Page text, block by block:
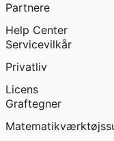
Partnere
Help Center
Servicevilkår
Privatliv
Licens
Graftegner